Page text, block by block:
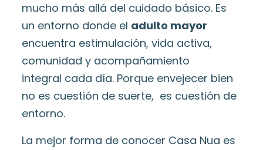
mucho más allá del cuidado básico. Es
un entorno donde el adulto mayor
encuentra estimulación, vida activa,
comunidad y acompañamiento
integral cada día. Porque envejecer bien
no es cuestión de suerte, es cuestión de
entorno.
La mejor forma de conocer Casa Nua es